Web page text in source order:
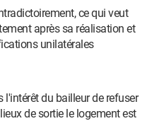
ce qui veut
après sa réalisation et
unilatérales
l'intérêt du bailleur de refuser
de sortie le logement est